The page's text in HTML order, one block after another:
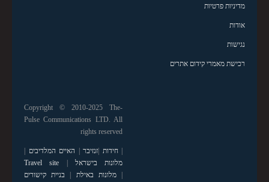
מדיניות פרטיות
אודות
נגישות
רכישת מאמרי קידום אתרים
Copyright © 2010-2025 The-
Pulse Communications LTD. All
rights reserved
|חידות זנזיבר האיים המלדיבים
מלונות בישראל
Travel site
|מלונות באילת
בניית קישורים